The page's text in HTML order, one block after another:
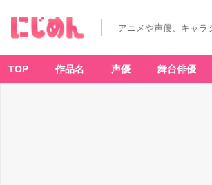
アニメや声優、キャラ
TOP 作品名 声優 舞台俳優